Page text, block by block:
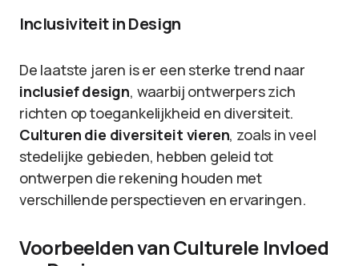
Inclusiviteit in Design
De laatste jaren is er een sterke trend naar
inclusief design, waarbij ontwerpers zich
richten op toegankelijkheid en diversiteit.
Culturen die diversiteit vieren, zoals in veel
stedelijke gebieden, hebben geleid tot
ontwerpen die rekening houden met
verschillende perspectieven en ervaringen.
Voorbeelden van Culturele Invloed